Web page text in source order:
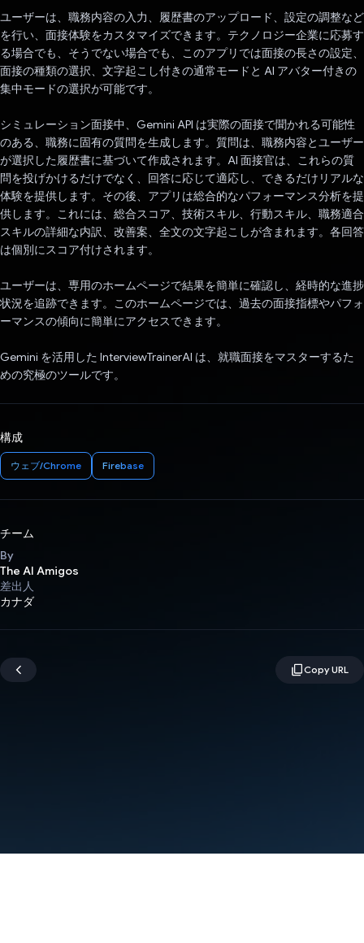
ユーザーは、職務内容の入力、履歴書のアップロード、設定の調整など
を行い、面接体験をカスタマイズできます。テクノロジー企業に応募す
る場合でも、そうでない場合でも、このアプリでは面接の長さの設定、
面接の種類の選択、文字起こし付きの通常モードと AI アバター付きの
集中モードの選択が可能です。
シミュレーション面接中、Gemini API は実際の面接で聞かれる可能性
のある、職務に固有の質問を生成します。質問は、職務内容とユーザー
が選択した履歴書に基づいて作成されます。AI 面接官は、これらの質
問を投げかけるだけでなく、回答に応じて適応し、できるだけリアルな
体験を提供します。その後、アプリは総合的なパフォーマンス分析を提
供します。これには、総合スコア、技術スキル、行動スキル、職務適合
スキルの詳細な内訳、改善案、全文の文字起こしが含まれます。各回答
は個別にスコア付けされます。
ユーザーは、専用のホームページで結果を簡単に確認し、経時的な進捗
状況を追跡できます。このホームページでは、過去の面接指標やパフォ
ーマンスの傾向に簡単にアクセスできます。
Gemini を活用した InterviewTrainerAI は、就職面接をマスターするた
めの究極のツールです。
構成
ウェブ/Chrome Firebase
チーム
By
The AI Amigos
差出人
カナダ